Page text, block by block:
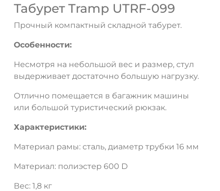
Табурет Tramp UTRF-099
Прочный компактный складной табурет.
Особенности:
Несмотря на небольшой вес и размер, стул
выдерживает достаточно большую нагрузку.
Отлично помещается в багажник машины
или большой туристический рюкзак.
Характеристики:
Материал рамы: сталь, диаметр трубки 16 мм
Материал: полиэстер 600 D
Вес: 1,8 кг
ДА НЕТ